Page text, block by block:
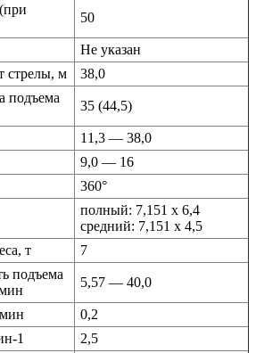
50
Не указан
стрелы, м
38,0
подъема
35 (44,5)
11,3 — 38,0
9,0 — 16
360°
полный: 7,151 х 6,4
средний: 7,151 х 4,5
т
7
подъема
5,57 — 40,0
0,2
1
2,5